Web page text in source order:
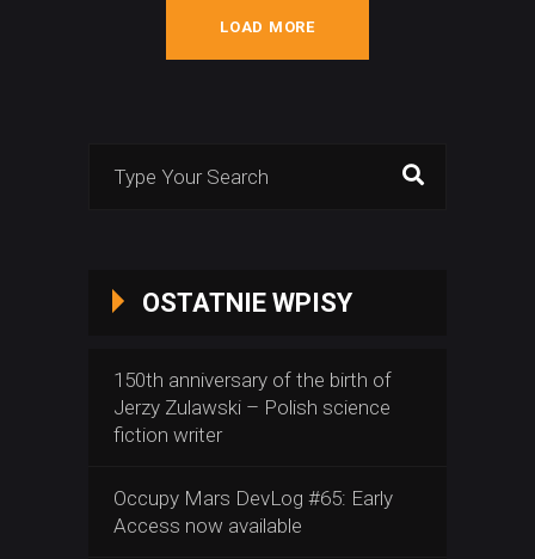
LOAD MORE
OSTATNIE WPISY
150th anniversary of the birth of
Jerzy Zulawski – Polish science
fiction writer
Occupy Mars DevLog #65: Early
Access now available